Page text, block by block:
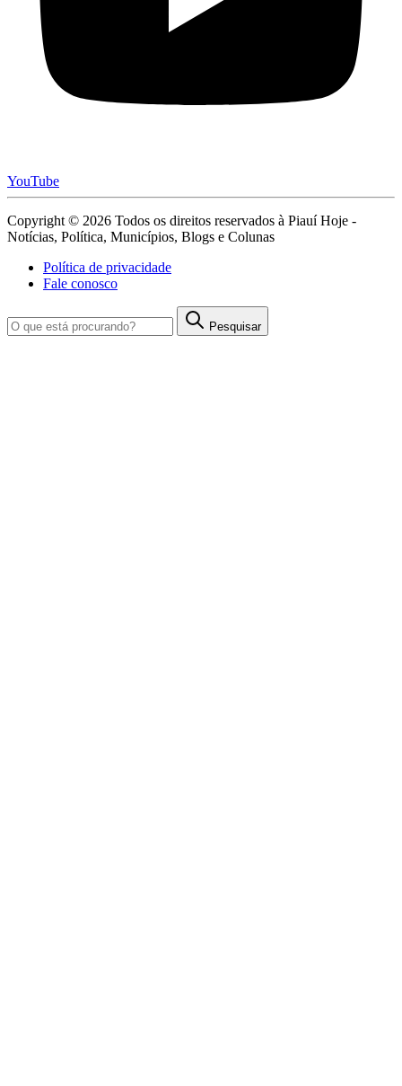
YouTube
Copyright © 2026 Todos os direitos reservados à Piauí Hoje -
Notícias, Política, Municípios, Blogs e Colunas
Política de privacidade
Fale conosco
Pesquisar